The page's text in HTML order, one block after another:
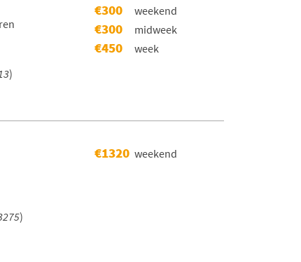
)
€300 weekend
€300 midweek
€450 week
)
€1320 weekend